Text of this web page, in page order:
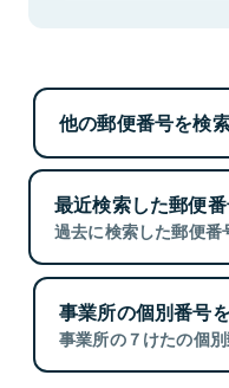
他の郵便番号を検
最近検索した郵便
過去に検索した郵便番
事業所の個別番号
事業所の７けたの個